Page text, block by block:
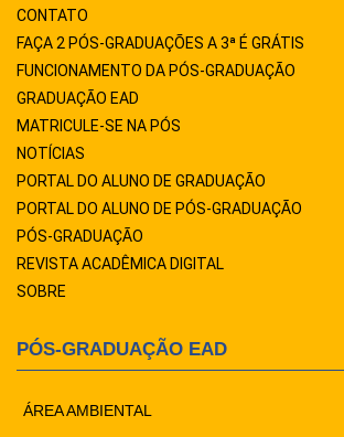
CONTATO
FAÇA 2 PÓS-GRADUAÇÕES A 3ª É GRÁTIS
FUNCIONAMENTO DA PÓS-GRADUAÇÃO
GRADUAÇÃO EAD
MATRICULE-SE NA PÓS
NOTÍCIAS
PORTAL DO ALUNO DE GRADUAÇÃO
PORTAL DO ALUNO DE PÓS-GRADUAÇÃO
PÓS-GRADUAÇÃO
REVISTA ACADÊMICA DIGITAL
SOBRE
PÓS-GRADUAÇÃO EAD
ÁREA AMBIENTAL